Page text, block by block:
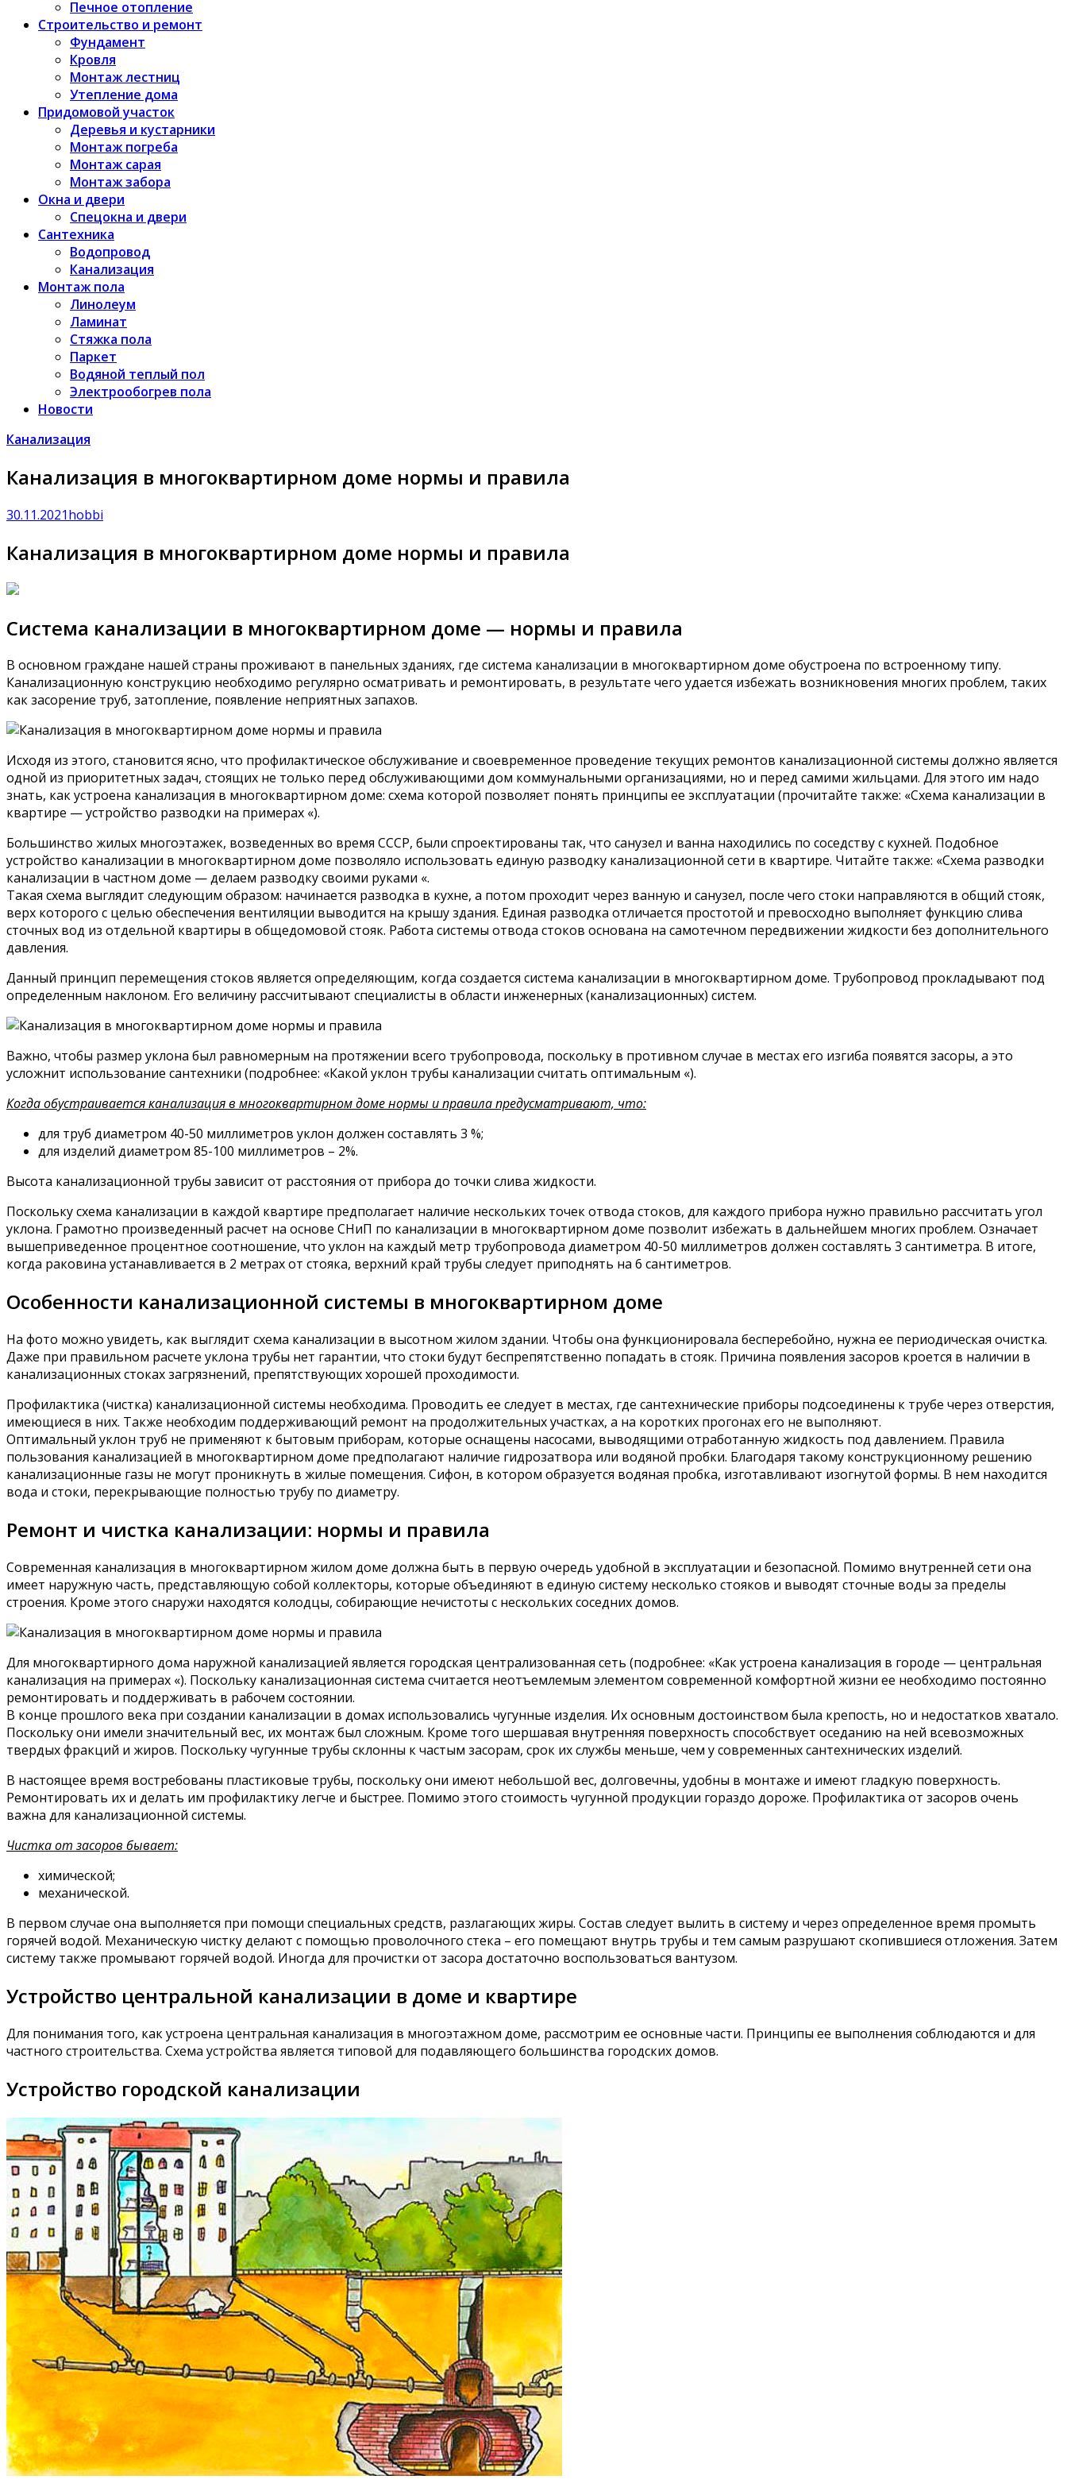
Печное отопление
Строительство и ремонт
Фундамент
Кровля
Монтаж лестниц
Утепление дома
Придомовой участок
Деревья и кустарники
Монтаж погреба
Монтаж сарая
Монтаж забора
Окна и двери
Спецокна и двери
Сантехника
Водопровод
Канализация
Монтаж пола
Линолеум
Ламинат
Стяжка пола
Паркет
Водяной теплый пол
Электрообогрев пола
Новости
Канализация
Канализация в многоквартирном доме нормы и правила
30.11.2021hobbi
Канализация в многоквартирном доме нормы и правила
Система канализации в многоквартирном доме — нормы и правила
В основном граждане нашей страны проживают в панельных зданиях, где система канализации в многоквартирном доме обустроена по встроенному типу.
Канализационную конструкцию необходимо регулярно осматривать и ремонтировать, в результате чего удается избежать возникновения многих проблем, таких
как засорение труб, затопление, появление неприятных запахов.
Исходя из этого, становится ясно, что профилактическое обслуживание и своевременное проведение текущих ремонтов канализационной системы должно является
одной из приоритетных задач, стоящих не только перед обслуживающими дом коммунальными организациями, но и перед самими жильцами. Для этого им надо
знать, как устроена канализация в многоквартирном доме: схема которой позволяет понять принципы ее эксплуатации (прочитайте также: «Схема канализации в
квартире — устройство разводки на примерах «).
Большинство жилых многоэтажек, возведенных во время СССР, были спроектированы так, что санузел и ванна находились по соседству с кухней. Подобное
устройство канализации в многоквартирном доме позволяло использовать единую разводку канализационной сети в квартире. Читайте также: «Схема разводки
канализации в частном доме — делаем разводку своими руками «.
Такая схема выглядит следующим образом: начинается разводка в кухне, а потом проходит через ванную и санузел, после чего стоки направляются в общий стояк,
верх которого с целью обеспечения вентиляции выводится на крышу здания. Единая разводка отличается простотой и превосходно выполняет функцию слива
сточных вод из отдельной квартиры в общедомовой стояк. Работа системы отвода стоков основана на самотечном передвижении жидкости без дополнительного
давления.
Данный принцип перемещения стоков является определяющим, когда создается система канализации в многоквартирном доме. Трубопровод прокладывают под
определенным наклоном. Его величину рассчитывают специалисты в области инженерных (канализационных) систем.
Важно, чтобы размер уклона был равномерным на протяжении всего трубопровода, поскольку в противном случае в местах его изгиба появятся засоры, а это
усложнит использование сантехники (подробнее: «Какой уклон трубы канализации считать оптимальным «).
Когда обустраивается канализация в многоквартирном доме нормы и правила предусматривают, что:
для труб диаметром 40-50 миллиметров уклон должен составлять 3 %;
для изделий диаметром 85-100 миллиметров – 2%.
Высота канализационной трубы зависит от расстояния от прибора до точки слива жидкости.
Поскольку схема канализации в каждой квартире предполагает наличие нескольких точек отвода стоков, для каждого прибора нужно правильно рассчитать угол
уклона. Грамотно произведенный расчет на основе СНиП по канализации в многоквартирном доме позволит избежать в дальнейшем многих проблем. Означает
вышеприведенное процентное соотношение, что уклон на каждый метр трубопровода диаметром 40-50 миллиметров должен составлять 3 сантиметра. В итоге,
когда раковина устанавливается в 2 метрах от стояка, верхний край трубы следует приподнять на 6 сантиметров.
Особенности канализационной системы в многоквартирном доме
На фото можно увидеть, как выглядит схема канализации в высотном жилом здании. Чтобы она функционировала бесперебойно, нужна ее периодическая очистка.
Даже при правильном расчете уклона трубы нет гарантии, что стоки будут беспрепятственно попадать в стояк. Причина появления засоров кроется в наличии в
канализационных стоках загрязнений, препятствующих хорошей проходимости.
Профилактика (чистка) канализационной системы необходима. Проводить ее следует в местах, где сантехнические приборы подсоединены к трубе через отверстия,
имеющиеся в них. Также необходим поддерживающий ремонт на продолжительных участках, а на коротких прогонах его не выполняют.
Оптимальный уклон труб не применяют к бытовым приборам, которые оснащены насосами, выводящими отработанную жидкость под давлением. Правила
пользования канализацией в многоквартирном доме предполагают наличие гидрозатвора или водяной пробки. Благодаря такому конструкционному решению
канализационные газы не могут проникнуть в жилые помещения. Сифон, в котором образуется водяная пробка, изготавливают изогнутой формы. В нем находится
вода и стоки, перекрывающие полностью трубу по диаметру.
Ремонт и чистка канализации: нормы и правила
Современная канализация в многоквартирном жилом доме должна быть в первую очередь удобной в эксплуатации и безопасной. Помимо внутренней сети она
имеет наружную часть, представляющую собой коллекторы, которые объединяют в единую систему несколько стояков и выводят сточные воды за пределы
строения. Кроме этого снаружи находятся колодцы, собирающие нечистоты с нескольких соседних домов.
Для многоквартирного дома наружной канализацией является городская централизованная сеть (подробнее: «Как устроена канализация в городе — центральная
канализация на примерах «). Поскольку канализационная система считается неотъемлемым элементом современной комфортной жизни ее необходимо постоянно
ремонтировать и поддерживать в рабочем состоянии.
В конце прошлого века при создании канализации в домах использовались чугунные изделия. Их основным достоинством была крепость, но и недостатков хватало.
Поскольку они имели значительный вес, их монтаж был сложным. Кроме того шершавая внутренняя поверхность способствует оседанию на ней всевозможных
твердых фракций и жиров. Поскольку чугунные трубы склонны к частым засорам, срок их службы меньше, чем у современных сантехнических изделий.
В настоящее время востребованы пластиковые трубы, поскольку они имеют небольшой вес, долговечны, удобны в монтаже и имеют гладкую поверхность.
Ремонтировать их и делать им профилактику легче и быстрее. Помимо этого стоимость чугунной продукции гораздо дороже. Профилактика от засоров очень
важна для канализационной системы.
Чистка от засоров бывает:
химической;
механической.
В первом случае она выполняется при помощи специальных средств, разлагающих жиры. Состав следует вылить в систему и через определенное время промыть
горячей водой. Механическую чистку делают с помощью проволочного стека – его помещают внутрь трубы и тем самым разрушают скопившиеся отложения. Затем
систему также промывают горячей водой. Иногда для прочистки от засора достаточно воспользоваться вантузом.
Устройство центральной канализации в доме и квартире
Для понимания того, как устроена центральная канализация в многоэтажном доме, рассмотрим ее основные части. Принципы ее выполнения соблюдаются и для
частного строительства. Схема устройства является типовой для подавляющего большинства городских домов.
Устройство городской канализации